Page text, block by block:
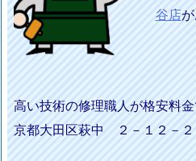
谷店
高い技術の修理職人が格安料
京都大田区萩中 ２－１２－